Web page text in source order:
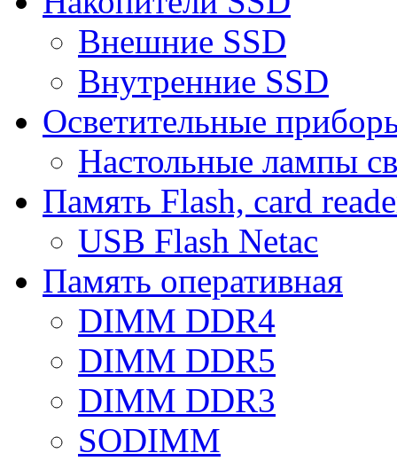
Внешние SSD
Внутренние SSD
Осветительные
Настольные лампы
Память Flash, card
USB Flash Netac
Память оперативная
DIMM DDR4
DIMM DDR5
DIMM DDR3
SODIMM